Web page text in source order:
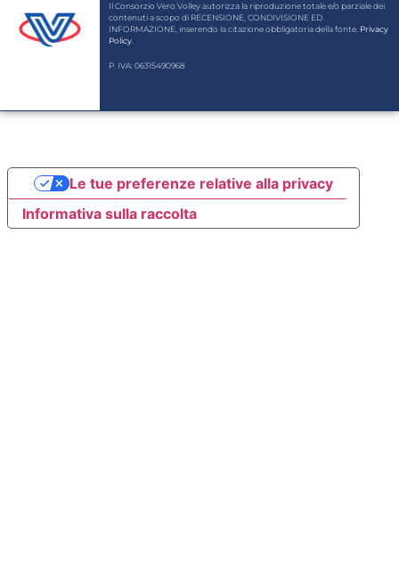
Il Consorzio Vero Volley autorizza la riproduzione totale e/o parziale dei
contenuti a scopo di RECENSIONE, CONDIVISIONE ED
INFORMAZIONE, inserendo la citazione obbligatoria della fonte. Privacy
Policy.
P. IVA: 06315490968
Informativa sulla raccolta
Le tue preferenze relative alla privacy